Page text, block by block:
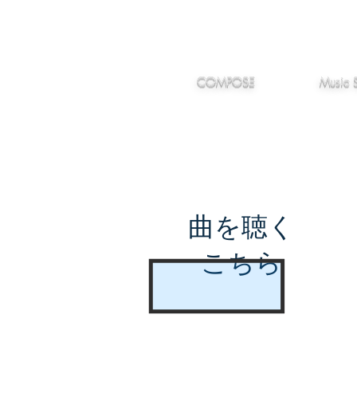
COMPOSE Music
曲を聴く
こちら